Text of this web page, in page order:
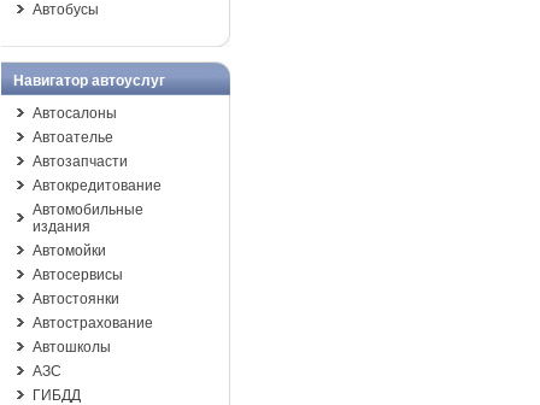
Автобусы
Навигатор автоуслуг
Автосалоны
Автоателье
Автозапчасти
Автокредитование
Автомобильные
издания
Автомойки
Автосервисы
Автостоянки
Автострахование
Автошколы
АЗС
ГИБДД